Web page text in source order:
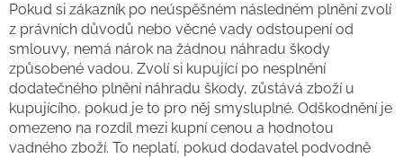
Pokud si zákazník po neúspěšném následném plnění zvolí
z právních důvodů nebo věcné vady odstoupení od
smlouvy, nemá nárok na žádnou náhradu škody
způsobené vadou. Zvolí si kupující po nesplnění
dodatečného plnění náhradu škody, zůstává zboží u
kupujícího, pokud je to pro něj smysluplné. Odškodnění je
omezeno na rozdíl mezi kupní cenou a hodnotou
vadného zboží. To neplatí, pokud dodavatel podvodně